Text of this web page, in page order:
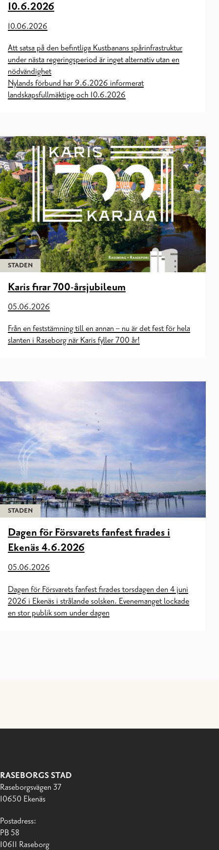
10.6.2026
10.06.2026
Att satsa på den befintliga Kustbanans spårinfrastruktur
under nästa regeringsperiod är inget alternativ utan en
nödvändighet
Nylands förbund har 9.6.2026 informerat
landskapsfullmäktige och 10.6.2026
STADEN
Karis firar 700-årsjubileum
05.06.2026
Från en feststämning till en annan – nu är det fest för hela
slanten i Raseborg när Karis fyller 700 år!
STADEN
Dagen för Försvarets fanfest firades i
Ekenäs 4.6.2026
05.06.2026
Dagen för Försvarets fanfest firades torsdagen den 4 juni
2026 i Ekenäs i strålande solsken. Evenemanget lockade
en stor publik som under dagen
RASEBORGS STAD
Raseborgsvägen 37
10650 Ekenäs
Postadress:
PB 58
10611 Raseborg